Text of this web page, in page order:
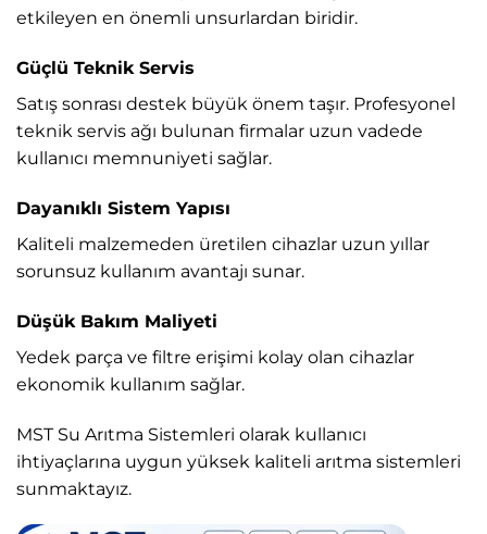
etkileyen en önemli unsurlardan biridir.
Güçlü Teknik Servis
Satış sonrası destek büyük önem taşır. Profesyonel
teknik servis ağı bulunan firmalar uzun vadede
kullanıcı memnuniyeti sağlar.
Dayanıklı Sistem Yapısı
Kaliteli malzemeden üretilen cihazlar uzun yıllar
sorunsuz kullanım avantajı sunar.
Düşük Bakım Maliyeti
Yedek parça ve filtre erişimi kolay olan cihazlar
ekonomik kullanım sağlar.
MST Su Arıtma Sistemleri olarak kullanıcı
ihtiyaçlarına uygun yüksek kaliteli arıtma sistemleri
sunmaktayız.